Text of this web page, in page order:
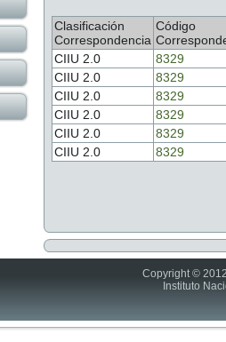
Clasificación
Correspondencia
Código
CIIU 2.0
8329
CIIU 2.0
8329
CIIU 2.0
8329
CIIU 2.0
8329
CIIU 2.0
8329
CIIU 2.0
8329
Copyright ©
Instituto